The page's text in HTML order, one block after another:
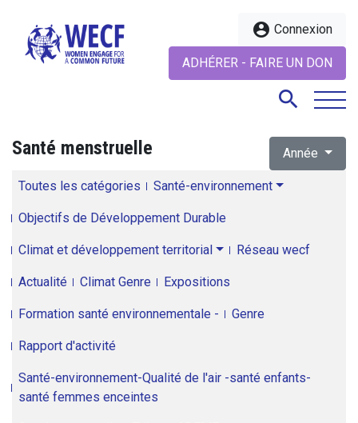
account_circle Connexion
ADHÉRER - FAIRE UN DON
search
Santé menstruelle Année
Toutes les catégories Santé-environnement
Objectifs de Développement Durable
Climat et développement territorial Réseau wecf
Actualité Climat Genre Expositions
Formation santé environnementale - Genre
Rapport d'activité
Santé-environnement-Qualité de l'air -santé enfants-
santé femmes enceintes